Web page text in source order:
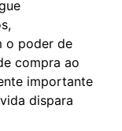
o poder de
compra ao
importante
dispara